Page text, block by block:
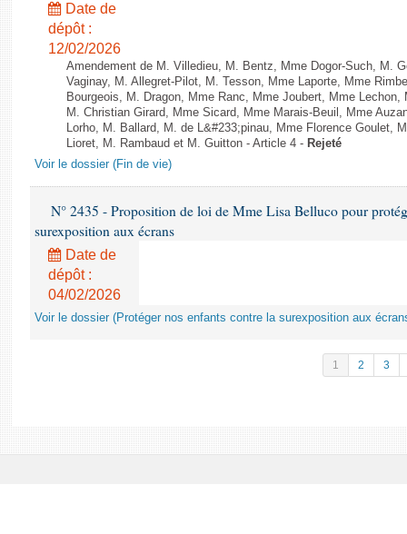
Date de
dépôt :
12/02/2026
Amendement de M. Villedieu, M. Bentz, Mme Dogor-Such, M.
Vaginay, M. Allegret-Pilot, M. Tesson, Mme Laporte, Mme
Bourgeois, M. Dragon, Mme Ranc, Mme Joubert, Mme
M. Christian Girard, Mme Sicard, Mme Marais-Beuil, Mme
Lorho, M. Ballard, M. de L&#233;pinau, Mme Florence Goulet,
Lioret, M. Rambaud et M. Guitton - Article 4 - Rejeté
Voir le dossier (Fin de vie)
N° 2435 - Proposition de loi de Mme Lisa Belluco pour
surexposition aux écrans
Date de
dépôt :
04/02/2026
Voir le dossier (Protéger nos enfants contre la surexposition aux
1 2 3